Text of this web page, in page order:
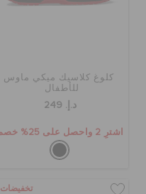
كلوغ كلاسيك ميكي ماوس
للأطفال
د.إ. 249
اشترِ 2 واحصل على 25% خصم
تخفيضات